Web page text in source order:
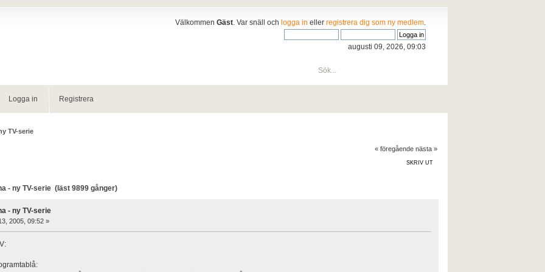
VälkommenGäst . Var snäll ochlogga in ellerregistrera dig som ny medlem
augusti 09, 2026, 09:03
Logga in Registrera
TV-serie
« föregående nästa »
SKRIV UT
- ny TV-serie (läst 9899 gånger)
- ny TV-serie
2005, 09:52 »